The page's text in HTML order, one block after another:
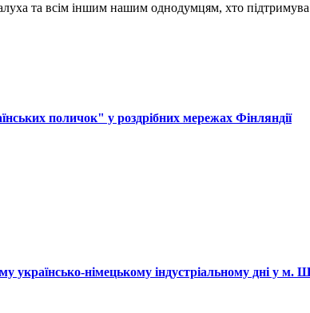
та всім іншим нашим однодумцям, хто підтримува
поличок" у роздрібних мережах Фінляндії
українсько-німецькому індустріальному дні у м.